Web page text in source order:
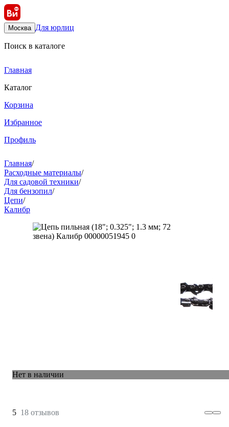
Москва Для юрлиц
Поиск в каталоге
Главная
Каталог
Корзина
Избранное
Профиль
Главная/
Расходные материалы/
Для садовой техники/
Для бензопил/
Цепи/
Калибр
Нет в наличии
5 18 отзывов